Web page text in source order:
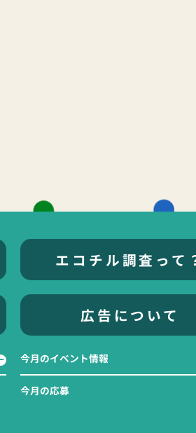
エコチル調査って
広告について
今月のイベント情報
今月の応募